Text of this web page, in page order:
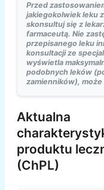
Przed
jakiegokolwiek leku
skonsultuj się z
farmaceutą. Nie
przepisanego leku
konsultacji ze
wyświetla
podobnych leków
zamienników),
Aktualna
produktu
(ChPL)